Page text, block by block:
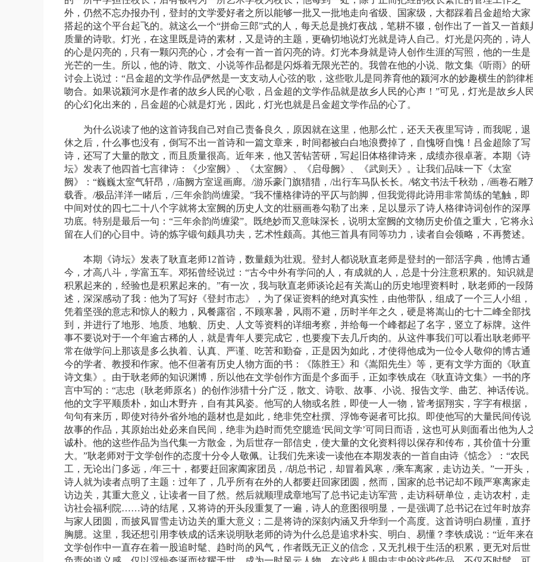
外，仍然不忘办报办刊，登封的文学爱好者之所以能够一批又一批地走向省级、国家级，大都踩着吕金超给大家
搭起的这个平台起飞的。就这么一个“拼命三郎”式的人，每天总是挑灯夜战，笔耕不辍，创作出了一首又一首颇
质量的诗歌。灯光，在这里既是诗的素材，又是诗的主题，更确切地说灯光就是诗人自己。灯光是闪亮的，诗人
的心是闪亮的，只有一颗闪亮的心，才会有一首一首闪亮的诗。灯光本身就是诗人创作生涯的写照，他的一生是
光芒的一生。所以，他的诗、散文、小说等作品都是闪烁着无限光芒的。我曾在他的小说、散文集《听雨》的研
讨会上说过：“吕金超的文学作品俨然是一支支动人心弦的歌，这些歌儿是同养育他的颍河水的妙趣横生的韵律
吻合。如果说颍河水是作者的故乡人民的心歌，吕金超的文学作品就是故乡人民的心声！”可见，灯光是故乡人
的心幻化出来的，吕金超的心就是灯光，因此，灯光也就是吕金超文学作品的心了。
为什么说读了他的这首诗我自己对自己责备良久，原因就在这里，他那么忙，还天天夜里写诗，而我呢，退
休之后，什么事也没有，倒写不出一首诗和一篇文章来，时间都被白白地浪费掉了，自愧呀自愧！吕金超除了写
诗，还写了大量的散文，而且质量很高。近年来，他又苦钻苦研，写起旧体格律诗来，成绩亦很卓著。本期《诗
坛》发表了他四首七言律诗：《少室阙》、《太室阙》、《启母阙》、《武则天》。让我们品味一下《太室
阙》：“巍巍太室气轩昂， /庙阙方室逞画廊。 /游乐豪门旗猎猎， /出行车马队长长。 /铭文书法千秋劲， /画卷石雕
载香。 /极品洋洋一睹后， /三年余韵尚缠梁。”我不懂格律诗的平仄与韵脚，但我觉得此诗用非常简练的笔触，即
中间对仗的四七二十八个字就将太室阙的历史人文的壮丽画卷勾勒了出来，足以显示了诗人格律诗词创作的深厚
功底。特别是最后一句：“三年余韵尚缠梁”。既绝妙而又意味深长，说明太室阙的文物历史价值之重大，它将永
留在人们的心目中。诗的炼字锻句颇具功夫，艺术性颇高。其他三首具有同等功力，读者自会领略，不再赘述。
本期《诗坛》发表了耿直老师12首诗，数量颇为壮观。登封人都说耿直老师是登封的一部活字典，他博古通
今，才高八斗，学富五车。邓拓曾经说过：“古今中外有学问的人，有成就的人，总是十分注意积累的。知识就
积累起来的，经验也是积累起来的。”有一次，我与耿直老师谈论起有关嵩山的历史地理资料时， 耿老师的一段
述，深深感动了我：他为了写好《登封市志》，为了保证资料的绝对真实性，由他带队，组成了一个三人小组，
凭着坚强的意志和惊人的毅力，风餐露宿，不顾寒暑，风雨不避，历时半年之久，硬是将嵩山的七十二峰全部找
到，并进行了地形、地质、地貌、历史、人文等资料的详细考察，并给每一个峰都起了名字，竖立了标牌。这件
事不要说对于一个年逾古稀的人，就是青年人要完成它，也要瘦下去几斤肉的。从这件事我们可以看出耿老师平
常在做学问上那该是多么执着、认真、严谨、吃苦和勤奋，正是因为如此，才使得他成为一位令人敬仰的博古通
今的学者、教授和作家。他不但著有历史人物方面的书：《陈胜王》和《嵩阳 先生》等，更有文学方面的《耿直
诗文集》。由于耿老师的知识渊博，所以他在文学创作方面是个多面手，正如李铁成在《耿直诗文集》一书的序
言中写的：“志忠（耿老师原名）的创作涉猎十分广泛，散文、诗歌、故事、小说、报告文学、曲艺、神话传说。
他的文字平顺质朴，如山木野卉，自有其风姿。他写的人物或名胜，即使一人一物，皆考据翔实，字字有根据，
句句有来历，即使对待外省外地的题材也是如此，绝非凭空杜撰、浮饰夸诞者可比拟。即使他写的大量民间传说
故事的作品，其原始出处必来自民间，绝非为趋时而凭空臆造‘民间文学’可同日而语，这也可从则面看出他为人
诚朴。他的这些作品为当代集一方散金，为后世存一部信史，使大量的文化资料得以保存和传布，其价值十分重
大。”耿老师对于文学创作的态度十分令人敬佩。让我们先来读一读他在本期发表的一首自由诗《惦念》：“农民
工，无论出门多远， /年三十，都要赶回家阖家团员， /胡总书记，却冒着风寒， /乘车离家，走访边关。”一开头，
诗人就为读者点明了主题：过年了，几乎所有在外的人都要赶回家团圆，然而，国家的总书记却不顾严寒离家走
访边关，其重大意义，让读者一目了然。然后就顺理成章地写了总书记走访军营，走访科研单位，走访农村，走
访社会福利院……诗的结尾，又将诗的开头段重复了一遍，诗人的意图很明显，一是强调了总书记在过年时放弃
与家人团圆，而披风冒雪走访边关的重大意义；二是将诗的深刻内涵又升华到一个高度。这首诗明白易懂，直抒
胸臆。这里，我还想引用李铁成的话来说明耿老师的诗为什么总是追求朴实、明白、易懂？李铁成说：“近年来
文学创作中一直存在着一股追时髦、趋时尚的风气，作者既无正义的信念，又无扎根于生活的积累，更无对后世